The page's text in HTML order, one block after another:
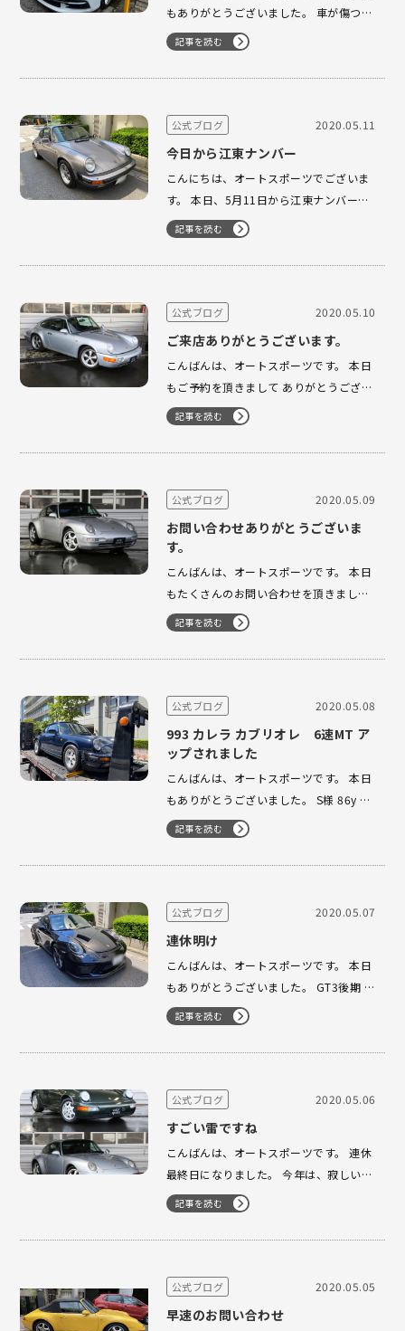
もありがとうございました。 車が傷つい
た時の修理は、どこで修理されてます
か？ 本日は、ディーラーで修理見積もり
をして バンパー交換で40万以上かかると
より パナメーラをお預…
記事を読む
公式ブログ 2020.05.11
今日から江東ナンバー
こんにちは、オートスポーツでございま
す。 本日、5月11日から江東ナンバーが
交付になります。 88y アニバーサリー N
様 この度は、ありがとうございます。 ダ
イヤモンドブルーのかっこいいアニバー
車でした。 今後ともよろ…
記事を読む
公式ブログ 2020.05.10
ご来店ありがとうございます。
こんばんは、オートスポーツです。 本日
もご予約を頂きまして ありがとうござい
ました。 S様 964 MTにて 横浜ファクト
リーにてご来店下さいました。 お仕事中
にありがとうございました。 買取の依頼
ざいま…
記事を読む
公式ブログ 2020.05.09
お問い合わせありがとうございま
す。
こんばんは、オートスポーツです。 本日
もたくさんのお問い合わせを頂きまして
ありがとうございます。 94y 993 tipに
て K様が横浜ファクトリーにご来店下さ
いました。 ありがとうございます。 そし
っかり仕上…
記事を読む
公式ブログ 2020.05.08
993 カレラ カブリオレ 6速MT ア
ップされました
こんばんは、オートスポーツです。 本日
もありがとうございました。 S様 86y す
ごく程度のいい3.2カレラ 車検にてお預
かりさせて頂きました。 ありがとうござ
います。 しっかり仕上げさせて頂きま
カレラ カブ…
記事を読む
公式ブログ 2020.05.07
連休明け
こんばんは、オートスポーツです。 本日
もありがとうございました。 GT3後期 F
様より オイル交換とシートベルト交換に
て お預かりさせて頂きました。 ありが
とうございます。 993 4Sにて M様にご
記事を読む
公式ブログ 2020.05.06
すごい雷ですね
こんばんは、オートスポーツです。 連休
最終日になりました。 今年は、寂しいゴ
ールデンウィークになりました... 非常事
態宣言も月末まで延長され この先、どう
なってしまうのでしょうか？ アメリカの
入るとのニュースもありました。 た…
記事を読む
公式ブログ 2020.05.05
早速のお問い合わせ